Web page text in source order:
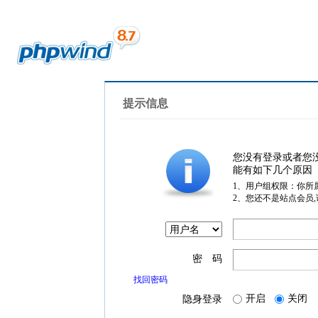
提示信息
您没有登录或者您
能有如下几个原因
1、用户组权限：你所
2、您还不是站点会员
密 码
找回密码
隐身登录 开启 关闭